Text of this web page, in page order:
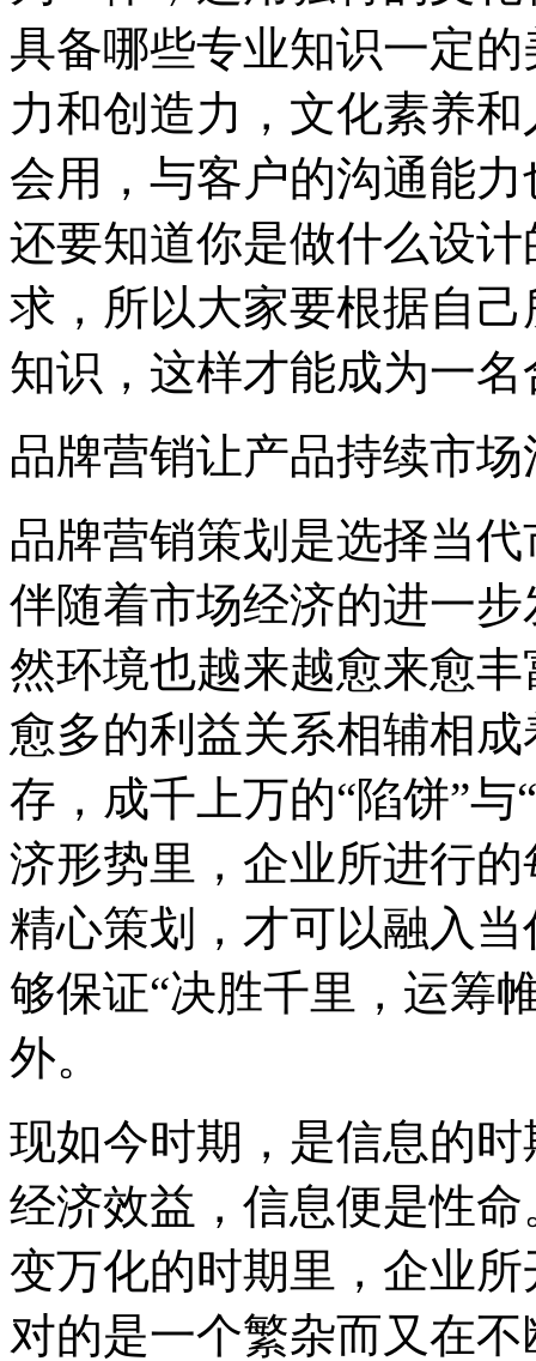
具备哪些专业知识一定
力和创造力，文化素养
会用，与客户的沟通能
还要知道你是做什么设
求，所以大家要根据自
知识，这样才能成为一
品牌营销让产品持续市场
品牌营销策划是选择当
伴随着市场经济的进一
然环境也越来越愈来愈
愈多的利益关系相辅相
存，成千上万的“陷饼”
济形势里，企业所进行
精心策划，才可以融入
够保证“决胜千里，运筹
外。
现如今时期，是信息的
经济效益，信息便是性
变万化的时期里，企业
对的是一个繁杂而又在